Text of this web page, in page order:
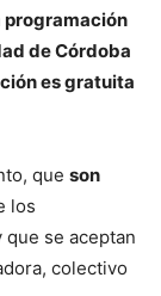
programación
de Córdoba
es gratuita
que son
los
se aceptan
colectivo